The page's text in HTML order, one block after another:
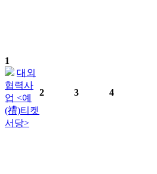
1
대외
협력사
업 <예
(禮)티켓
서당>
2 3 4